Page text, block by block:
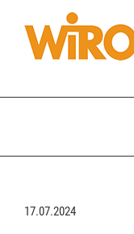
17.07.2024